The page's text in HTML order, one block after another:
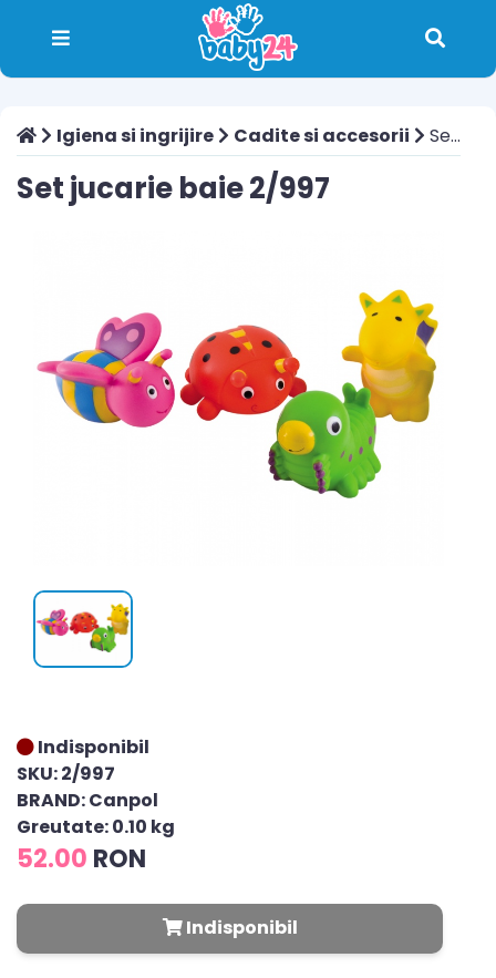
Igiena si ingrijire Cadite si accesorii Set jucarie baie 2/997
Set jucarie baie 2/997
Indisponibil
SKU: 2/997
BRAND: Canpol
Greutate: 0.10 kg
52.00 RON
Indisponibil